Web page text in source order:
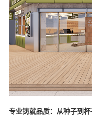
专业铸就品质：从种子到